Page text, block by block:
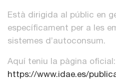
Està dirigida al públic en
específicament per a les
sistemes d’autoconsum.
Aquí teniu la pàgina oficial:
https://www.idae.es/